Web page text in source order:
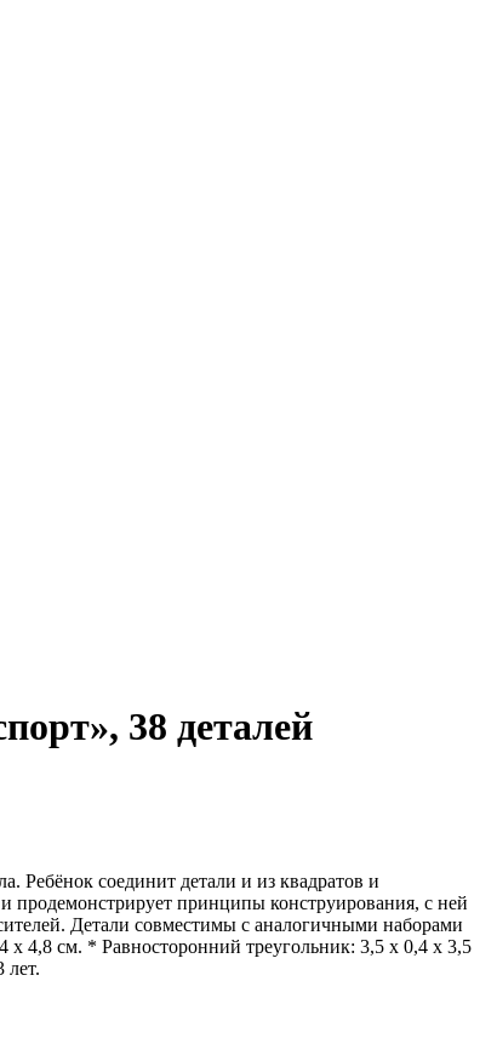
38 деталей
соединит детали и из квадратов и
продемонстрирует принципы конструирования, с ней
Детали совместимы с аналогичными наборами
х 4,8 см. * Равносторонний треугольник: 3,5 х 0,4 х 3,5
лет.